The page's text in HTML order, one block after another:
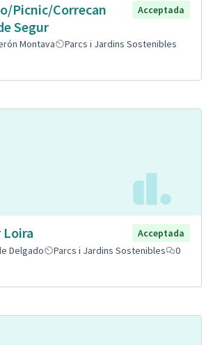
Picnic/Correcan
Segur
Acceptada
Montava
Parcs i Jardins Sostenibles
Loira
Acceptada
Delgado
Parcs i Jardins Sostenibles
0